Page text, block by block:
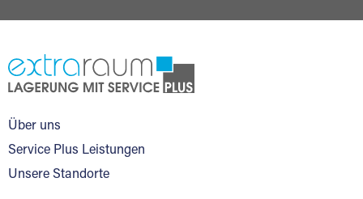
Über uns
Service Plus Leistungen
Unsere Standorte